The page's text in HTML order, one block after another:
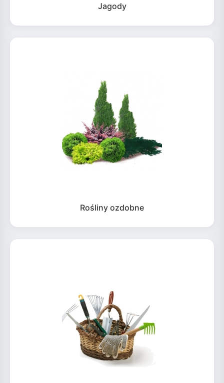
Jagody
Rośliny ozdobne